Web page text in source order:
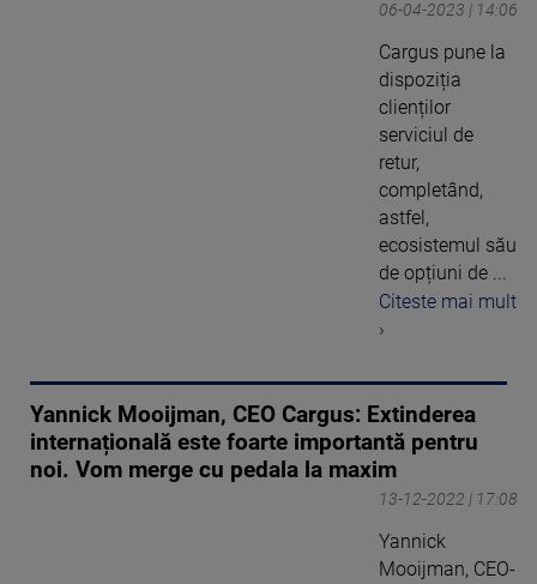
06-04-2023 | 14:06
Cargus pune la
dispoziția
clienților
serviciul de
retur,
completând,
astfel,
ecosistemul său
de opțiuni de ...
Citeste mai mult
›
Yannick Mooijman, CEO Cargus: Extinderea
internațională este foarte importantă pentru
noi. Vom merge cu pedala la maxim
13-12-2022 | 17:08
Yannick
Mooijman, CEO-